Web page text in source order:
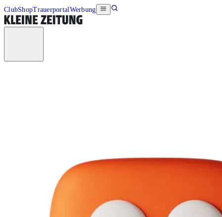
ClubShopTrauerportalWerbung